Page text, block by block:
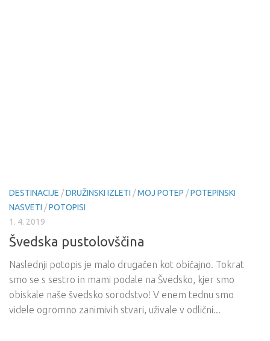
DESTINACIJE /DRUŽINSKI IZLETI /MOJ POTEP /POTEPINSKI
NASVETI /POTOPISI
1. 4. 2019
Švedska pustolovščina
Naslednji potopis je malo drugačen kot običajno. Tokrat
smo se s sestro in mami podale na Švedsko, kjer smo
obiskale naše švedsko sorodstvo! V enem tednu smo
videle ogromno zanimivih stvari, uživale v odlični...